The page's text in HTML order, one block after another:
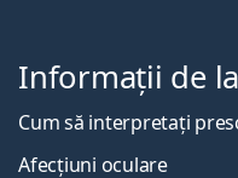
Informații de
Cum să interpretați
Afecțiuni oculare